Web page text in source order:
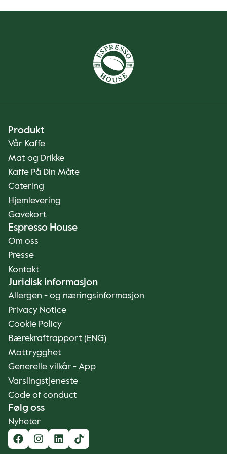
Produkt
Vår Kaffe
Mat og Drikke
Kaffe På Din Måte
Catering
Hjemlevering
Gavekort
Espresso House
Om oss
Presse
Kontakt
Juridisk informasjon
Allergen - og næringsinformasjon
Privacy Notice
Cookie Policy
Bærekraftrapport (ENG)
Mattrygghet
Generelle vilkår - App
Varslingstjeneste
Code of conduct
Følg oss
Nyheter